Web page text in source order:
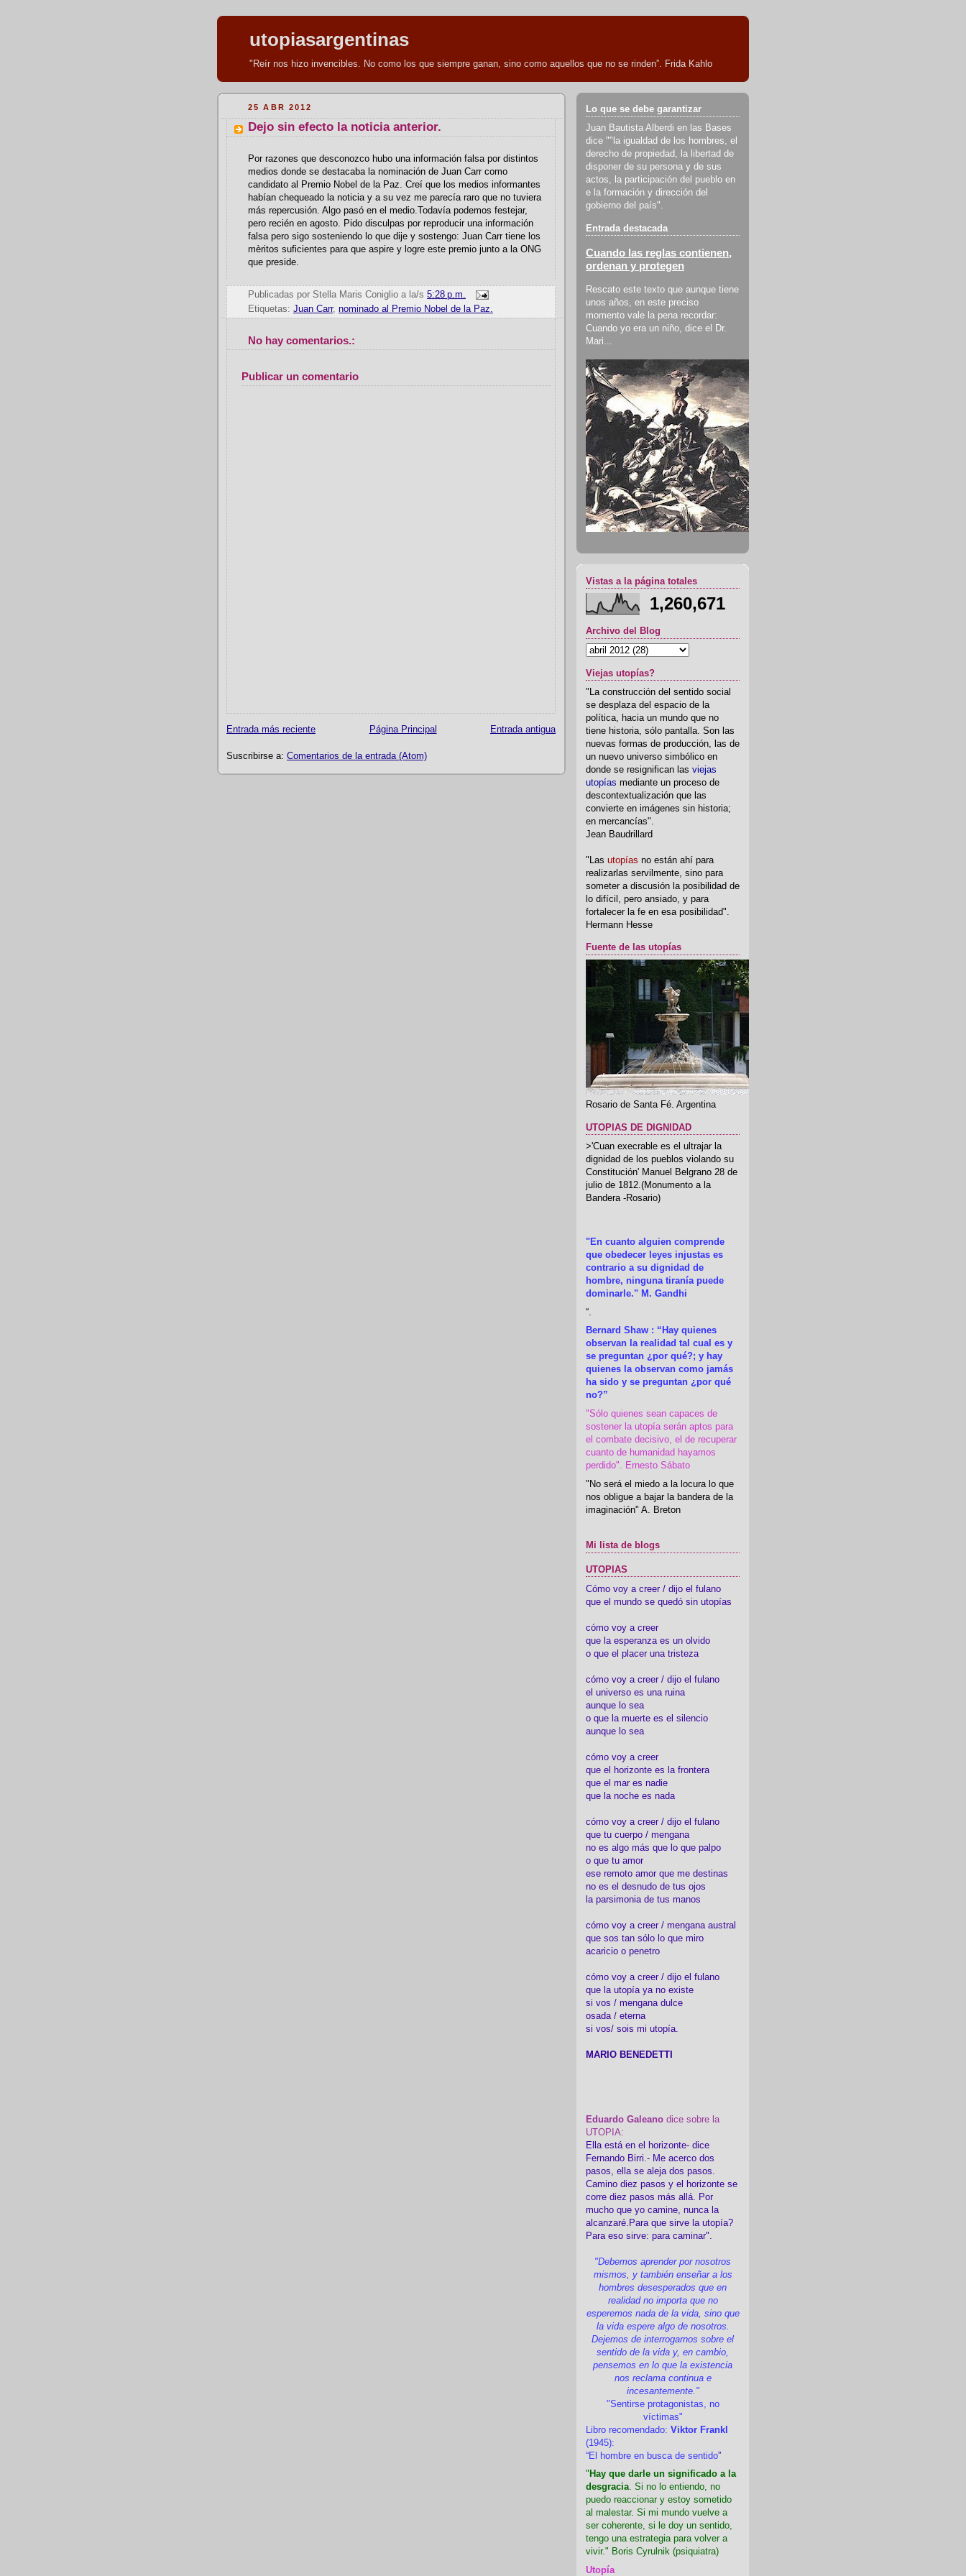
utopiasargentinas
"Reír nos hizo invencibles. No como los que siempre ganan, sino como aquellos que no se rinden”. Frida Kahlo
25 ABR 2012
Dejo sin efecto la noticia anterior.
Por razones que desconozco hubo una información falsa por distintos
medios donde se destacaba la nominación de Juan Carr como
candidato al Premio Nobel de la Paz. Creí que los medios informantes
habían chequeado la noticia y a su vez me parecía raro que no tuviera
más repercusión. Algo pasó en el medio.Todavía podemos festejar,
pero recién en agosto. Pido disculpas por reproducir una información
falsa pero sigo sosteniendo lo que dije y sostengo: Juan Carr tiene los
mèritos suficientes para que aspire y logre este premio junto a la ONG
que preside.
Publicadas por Stella Maris Coniglio a la/s 5:28 p.m.
Etiquetas: Juan Carr, nominado al Premio Nobel de la Paz.
No hay comentarios.:
Publicar un comentario
Entrada más reciente Entrada antigua
Página Principal
Suscribirse a: Comentarios de la entrada (Atom)
Lo que se debe garantizar
Juan Bautista Alberdi en las Bases
dice ""la igualdad de los hombres, el
derecho de propiedad, la libertad de
disponer de su persona y de sus
actos, la participación del pueblo en
e la formación y dirección del
gobierno del país".
Entrada destacada
Cuando las reglas contienen,
ordenan y protegen
Rescato este texto que aunque tiene
unos años, en este preciso
momento vale la pena recordar:
Cuando yo era un niño, dice el Dr.
Mari...
Vistas a la página totales
1,260,671
Archivo del Blog
Viejas utopías?
"La construcción del sentido social
se desplaza del espacio de la
política, hacia un mundo que no
tiene historia, sólo pantalla. Son las
nuevas formas de producción, las de
un nuevo universo simbólico en
donde se resignifican las viejas
utopías mediante un proceso de
descontextualización que las
convierte en imágenes sin historia;
en mercancías".
Jean Baudrillard
"Las utopías no están ahí para
realizarlas servilmente, sino para
someter a discusión la posibilidad de
lo difícil, pero ansiado, y para
fortalecer la fe en esa posibilidad".
Hermann Hesse
Fuente de las utopías
Rosario de Santa Fé. Argentina
UTOPIAS DE DIGNIDAD
>'Cuan execrable es el ultrajar la
dignidad de los pueblos violando su
Constitución' Manuel Belgrano 28 de
julio de 1812.(Monumento a la
Bandera -Rosario)
"En cuanto alguien comprende
que obedecer leyes injustas es
contrario a su dignidad de
hombre, ninguna tiranía puede
dominarle." M. Gandhi
“.
Bernard Shaw : “Hay quienes
observan la realidad tal cual es y
se preguntan ¿por qué?; y hay
quienes la observan como jamás
ha sido y se preguntan ¿por qué
no?”
"Sólo quienes sean capaces de
sostener la utopía serán aptos para
el combate decisivo, el de recuperar
cuanto de humanidad hayamos
perdido". Ernesto Sábato
"No será el miedo a la locura lo que
nos obligue a bajar la bandera de la
imaginación" A. Breton
Mi lista de blogs
UTOPIAS
Cómo voy a creer / dijo el fulano
que el mundo se quedó sin utopías
cómo voy a creer
que la esperanza es un olvido
o que el placer una tristeza
cómo voy a creer / dijo el fulano
el universo es una ruina
aunque lo sea
o que la muerte es el silencio
aunque lo sea
cómo voy a creer
que el horizonte es la frontera
que el mar es nadie
que la noche es nada
cómo voy a creer / dijo el fulano
que tu cuerpo / mengana
no es algo más que lo que palpo
o que tu amor
ese remoto amor que me destinas
no es el desnudo de tus ojos
la parsimonia de tus manos
cómo voy a creer / mengana austral
que sos tan sólo lo que miro
acaricio o penetro
cómo voy a creer / dijo el fulano
que la utopía ya no existe
si vos / mengana dulce
osada / eterna
si vos/ sois mi utopía.
MARIO BENEDETTI
Eduardo Galeano dice sobre la
UTOPIA:
Ella está en el horizonte- dice
Fernando Birri.- Me acerco dos
pasos, ella se aleja dos pasos.
Camino diez pasos y el horizonte se
corre diez pasos más allá. Por
mucho que yo camine, nunca la
alcanzaré.Para que sirve la utopía?
Para eso sirve: para caminar".
"Debemos aprender por nosotros
mismos, y también enseñar a los
hombres desesperados que en
realidad no importa que no
esperemos nada de la vida, sino que
la vida espere algo de nosotros.
Dejemos de interrogarnos sobre el
sentido de la vida y, en cambio,
pensemos en lo que la existencia
nos reclama continua e
incesantemente."
"Sentirse protagonistas, no
víctimas"
Libro recomendado: Viktor Frankl
(1945):
“El hombre en busca de sentido”
" Hay que darle un significado a la
desgracia. Si no lo entiendo, no
puedo reaccionar y estoy sometido
al malestar. Si mi mundo vuelve a
ser coherente, si le doy un sentido,
tengo una estrategia para volver a
vivir." Boris Cyrulnik (psiquiatra)
Utopía